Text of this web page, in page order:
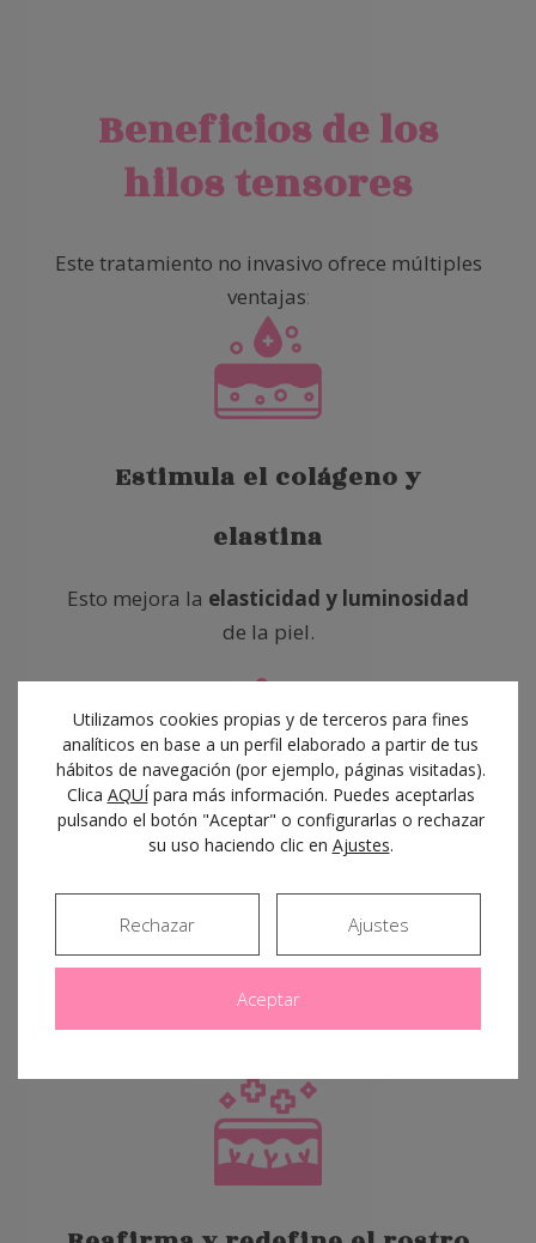
Beneficios de los
hilos tensores
Este tratamiento no invasivo ofrece múltiples
ventajas:
Estimula el colágeno y
elastina
Esto mejora la elasticidad y luminosidad
de la piel.
Resultados visibles en poco
tiempo
Notarás uncambio inmediato, que
mejora aún más en los meses posteriores.
Utilizamos cookies propias y de terceros para fines
analíticos en base a un perfil elaborado a partir de tus
hábitos de navegación (por ejemplo, páginas visitadas).
Clica AQUÍpara más información. Puedes aceptarlas
pulsando el botón "Aceptar" o configurarlas o rechazar
su uso haciendo clic en Ajustes.
Aceptar
Rechazar Ajustes